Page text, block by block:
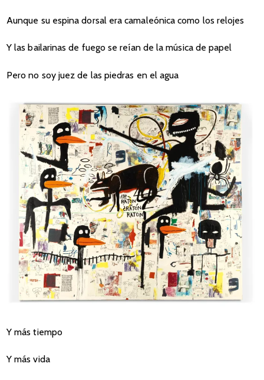
Aunque su espina dorsal era camaleónica como los relojes
Y las bailarinas de fuego se reían de la música de papel
Pero no soy juez de las piedras en el agua
Y más tiempo
Y más vida